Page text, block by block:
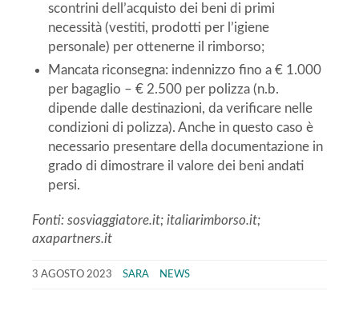
scontrini dell’acquisto dei beni di primi
necessità (vestiti, prodotti per l’igiene
personale) per ottenerne il rimborso;
Mancata riconsegna: indennizzo fino a € 1.000
per bagaglio – € 2.500 per polizza (n.b.
dipende dalle destinazioni, da verificare nelle
condizioni di polizza). Anche in questo caso è
necessario presentare della documentazione in
grado di dimostrare il valore dei beni andati
persi.
Fonti: sosviaggiatore.it; italiarimborso.it;
axapartners.it
3 AGOSTO 2023 SARA NEWS